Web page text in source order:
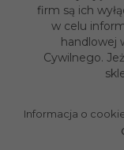
Informacja o